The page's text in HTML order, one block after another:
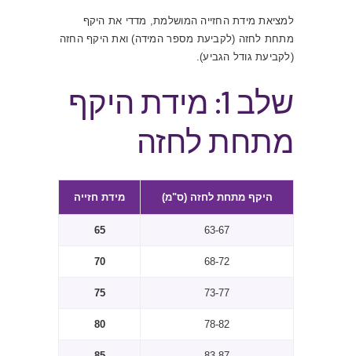
למציאת מידת החזייה המושלמת, מדדי את היקף
מתחת לחזה (לקביעת מספר המידה) ואת היקף החזה
(לקביעת גודל הגביע).
שלב 1: מידת היקף
מתחת לחזה
היקף מתחת לחזה (ס"מ) מידת חזייה
63-67
65
68-72
70
73-77
75
78-82
80